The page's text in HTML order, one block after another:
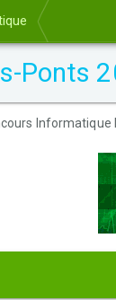
Ponts
Informatique